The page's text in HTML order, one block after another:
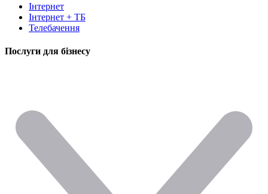
Інтернет
Інтернет + ТБ
Телебачення
Послуги для бізнесу